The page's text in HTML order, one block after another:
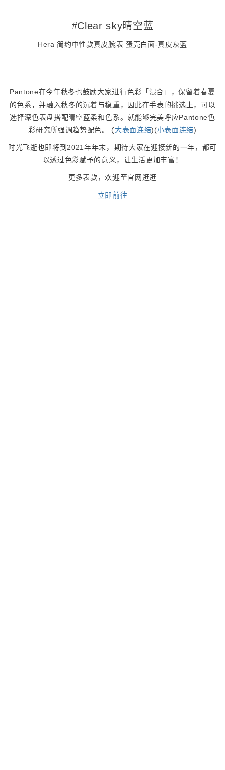
#Clear sky晴空蓝
Hera 简约中性款真皮腕表 蛋壳白面-真皮灰蓝
Pantone在今年秋冬也鼓励大家进行色彩「混合」，保留着春夏
的色系，并融入秋冬的沉着与稳重，因此在手表的挑选上，可以
选择深色表盘搭配晴空蓝柔和色系。就能够完美呼应Pantone色
彩研究所强调趋势配色。 (大表面连结)(小表面连结)
时光飞逝也即将到2021年年末，期待大家在迎接新的一年，都可
以透过色彩赋予的意义，让生活更加丰富！
更多表款，欢迎至官网逛逛
立即前往